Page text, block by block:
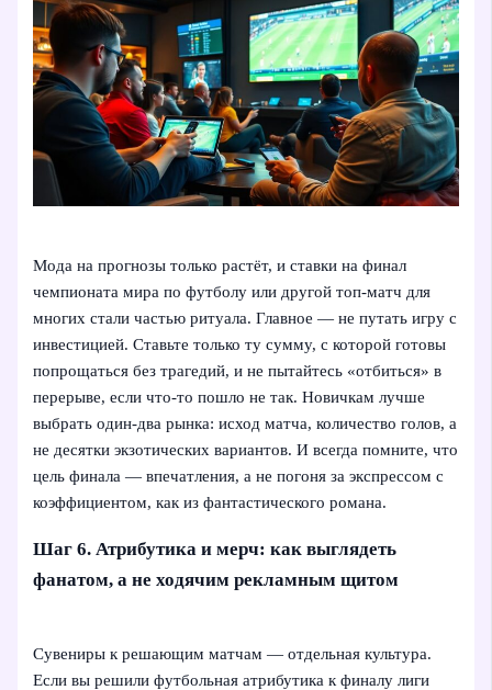
Мода на прогнозы только растёт, и ставки на финал
чемпионата мира по футболу или другой топ-матч для
многих стали частью ритуала. Главное — не путать игру с
инвестицией. Ставьте только ту сумму, с которой готовы
попрощаться без трагедий, и не пытайтесь «отбиться» в
перерыве, если что-то пошло не так. Новичкам лучше
выбрать один‑два рынка: исход матча, количество голов, а
не десятки экзотических вариантов. И всегда помните, что
цель финала — впечатления, а не погоня за экспрессом с
коэффициентом, как из фантастического романа.
Шаг 6. Атрибутика и мерч: как выглядеть
фанатом, а не ходячим рекламным щитом
Сувениры к решающим матчам — отдельная культура.
Если вы решили футбольная атрибутика к финалу лиги